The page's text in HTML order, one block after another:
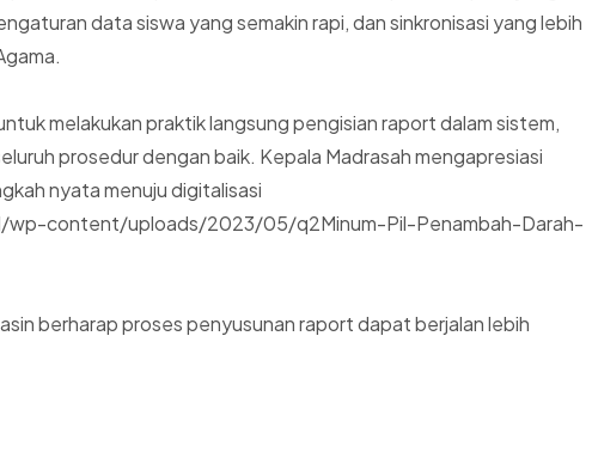
data siswa yang semakin rapi, dan sinkronisasi yang lebih
melakukan praktik langsung pengisian raport dalam sistem,
prosedur dengan baik. Kepala Madrasah mengapresiasi
nyata menuju digitalisasi
wp-content/uploads/2023/05/q2Minum-Pil-Penambah-Darah-
berharap proses penyusunan raport dapat berjalan lebih